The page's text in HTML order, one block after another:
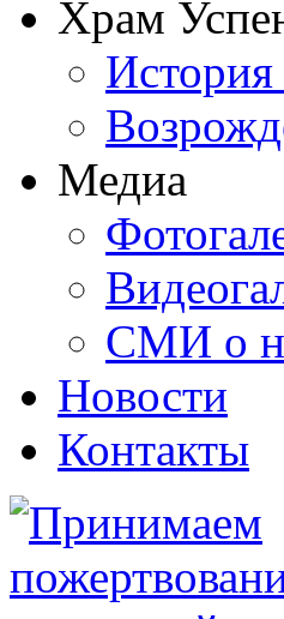
Храм
Медиа
СМИ о
Новости
Контакты